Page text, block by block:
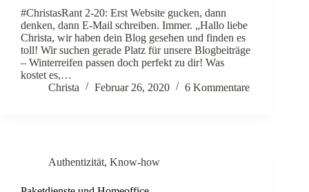
#ChristasRant 2-20: Erst Website gucken, dann
denken, dann E-Mail schreiben. Immer. „Hallo liebe
Christa, wir haben dein Blog gesehen und finden es
toll! Wir suchen gerade Platz für unsere Blogbeiträge
– Winterreifen passen doch perfekt zu dir! Was
kostet es,…
Christa
Februar 26, 2020 6 Kommentare
Authentizität, Know-how